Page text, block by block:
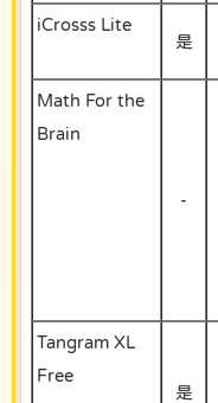
iCrosss Lite
是
Math For the
Brain
-
Tangram XL
Free
是